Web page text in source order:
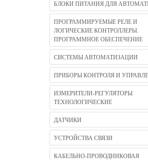
БЛОКИ ПИТАНИЯ ДЛЯ
ПРОГРАММИРУЕМЫЕ РЕЛЕ И
ЛОГИЧЕСКИЕ КОНТРОЛЛЕРЫ.
ПРОГРАММНОЕ ОБЕСПЕЧЕНИЕ
СИСТЕМЫ АВТОМАТИЗАЦИИ
ПРИБОРЫ КОНТРОЛЯ И
ИЗМЕРИТЕЛИ-РЕГУЛЯТОРЫ
ТЕХНОЛОГИЧЕСКИЕ
ДАТЧИКИ
УСТРОЙСТВА СВЯЗИ
КАБЕЛЬНО-ПРОВОДНИКОВАЯ